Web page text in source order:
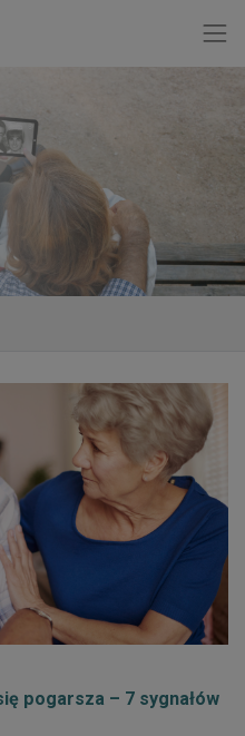
pogarsza – 7 sygnałów